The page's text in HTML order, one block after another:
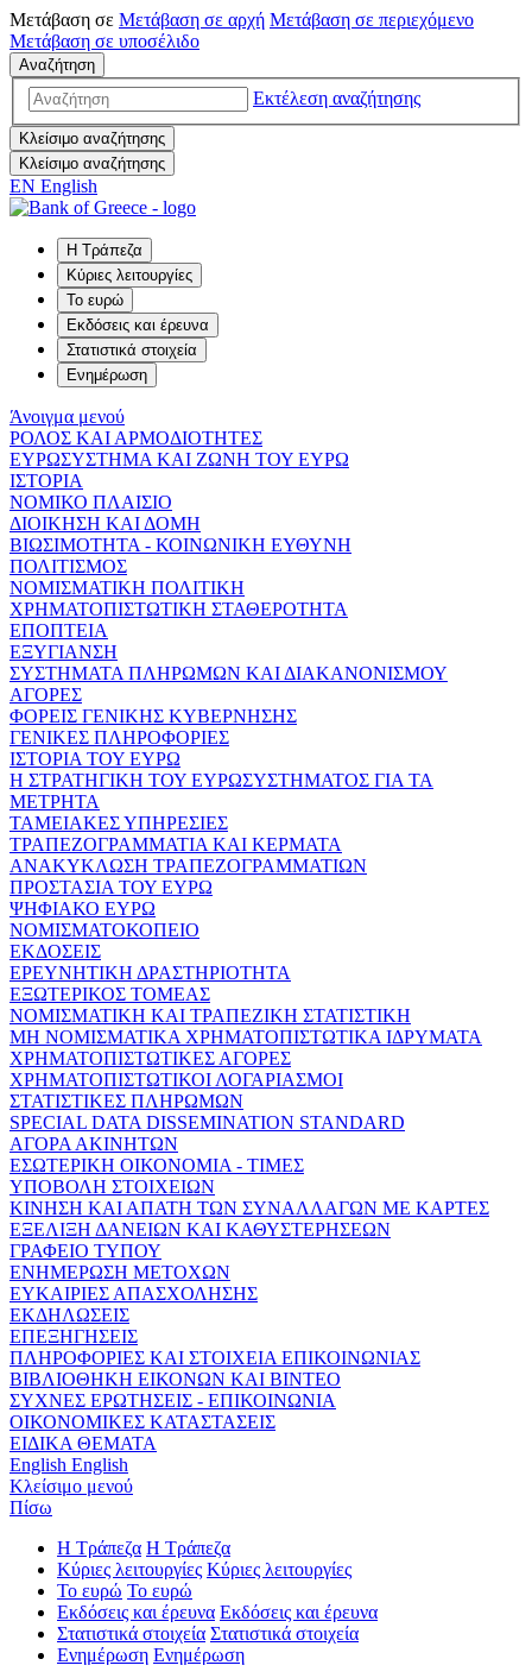
Μετάβαση σε Μετάβαση σε αρχή Μετάβαση σε περιεχόμενο
Μετάβαση σε υποσέλιδο
Αναζήτηση
Εκτέλεση αναζήτησης
Κλείσιμο αναζήτησης
Κλείσιμο αναζήτησης
EN English
Η Τράπεζα
Κύριες λειτουργίες
Το ευρώ
Εκδόσεις και έρευνα
Στατιστικά στοιχεία
Ενημέρωση
Άνοιγμα μενού
ΡΟΛΟΣ ΚΑΙ ΑΡΜΟΔΙΟΤΗΤΕΣ
ΕΥΡΩΣΥΣΤΗΜΑ ΚΑΙ ΖΩΝΗ ΤΟΥ ΕΥΡΩ
ΙΣΤΟΡΙΑ
ΝΟΜΙΚΟ ΠΛΑΙΣΙΟ
ΔΙΟΙΚΗΣΗ ΚΑΙ ΔΟΜΗ
ΒΙΩΣΙΜΟΤΗΤΑ - ΚΟΙΝΩΝΙΚΗ ΕΥΘΥΝΗ
ΠΟΛΙΤΙΣΜΟΣ
ΝΟΜΙΣΜΑΤΙΚΗ ΠΟΛΙΤΙΚΗ
ΧΡΗΜΑΤΟΠΙΣΤΩΤΙΚΗ ΣΤΑΘΕΡΟΤΗΤΑ
ΕΠΟΠΤΕΙΑ
ΕΞΥΓΙΑΝΣΗ
ΣΥΣΤΗΜΑΤΑ ΠΛΗΡΩΜΩΝ ΚΑΙ ΔΙΑΚΑΝΟΝΙΣΜΟΥ
ΑΓΟΡΕΣ
ΦΟΡΕΙΣ ΓΕΝΙΚΗΣ ΚΥΒΕΡΝΗΣΗΣ
ΓΕΝΙΚΕΣ ΠΛΗΡΟΦΟΡΙΕΣ
ΙΣΤΟΡΙΑ ΤΟΥ ΕΥΡΩ
Η ΣΤΡΑΤΗΓΙΚΗ ΤΟΥ ΕΥΡΩΣΥΣΤΗΜΑΤΟΣ ΓΙΑ ΤΑ
ΜΕΤΡΗΤΑ
ΤΑΜΕΙΑΚΕΣ ΥΠΗΡΕΣΙΕΣ
ΤΡΑΠΕΖΟΓΡΑΜΜΑΤΙΑ ΚΑΙ ΚΕΡΜΑΤΑ
ΑΝΑΚΥΚΛΩΣΗ ΤΡΑΠΕΖΟΓΡΑΜΜΑΤΙΩΝ
ΠΡΟΣΤΑΣΙΑ ΤΟΥ ΕΥΡΩ
ΨΗΦΙΑΚΟ ΕΥΡΩ
ΝΟΜΙΣΜΑΤΟΚΟΠΕΙΟ
ΕΚΔΟΣΕΙΣ
ΕΡΕΥΝΗΤΙΚΗ ΔΡΑΣΤΗΡΙΟΤΗΤΑ
ΕΞΩΤΕΡΙΚΟΣ ΤΟΜΕΑΣ
ΝΟΜΙΣΜΑΤΙΚΗ ΚΑΙ ΤΡΑΠΕΖΙΚΗ ΣΤΑΤΙΣΤΙΚΗ
ΜΗ ΝΟΜΙΣΜΑΤΙΚΑ ΧΡΗΜΑΤΟΠΙΣΤΩΤΙΚΑ ΙΔΡΥΜΑΤΑ
ΧΡΗΜΑΤΟΠΙΣΤΩΤΙΚΕΣ ΑΓΟΡΕΣ
ΧΡΗΜΑΤΟΠΙΣΤΩΤΙΚΟΙ ΛΟΓΑΡΙΑΣΜΟΙ
ΣΤΑΤΙΣΤΙΚΕΣ ΠΛΗΡΩΜΩΝ
SPECIAL DATA DISSEMINATION STANDARD
ΑΓΟΡΑ ΑΚΙΝΗΤΩΝ
ΕΣΩΤΕΡΙΚΗ ΟΙΚΟΝΟΜΙΑ - ΤΙΜΕΣ
ΥΠΟΒΟΛΗ ΣΤΟΙΧΕΙΩΝ
ΚΙΝΗΣΗ ΚΑΙ ΑΠΑΤΗ ΤΩΝ ΣΥΝΑΛΛΑΓΩΝ ΜΕ ΚΑΡΤΕΣ
ΕΞΕΛΙΞΗ ΔΑΝΕΙΩΝ ΚΑΙ ΚΑΘΥΣΤΕΡΗΣΕΩΝ
ΓΡΑΦΕΙΟ ΤΥΠΟΥ
ΕΝΗΜΕΡΩΣΗ ΜΕΤΟΧΩΝ
ΕΥΚΑΙΡΙΕΣ ΑΠΑΣΧΟΛΗΣΗΣ
ΕΚΔΗΛΩΣΕΙΣ
ΕΠΕΞΗΓΗΣΕΙΣ
ΠΛΗΡΟΦΟΡΙΕΣ ΚΑΙ ΣΤΟΙΧΕΙΑ ΕΠΙΚΟΙΝΩΝΙΑΣ
ΒΙΒΛΙΟΘΗΚΗ ΕΙΚΟΝΩΝ ΚΑΙ ΒΙΝΤΕΟ
ΣΥΧΝΕΣ ΕΡΩΤΗΣΕΙΣ - ΕΠΙΚΟΙΝΩΝΙΑ
ΟΙΚΟΝΟΜΙΚΕΣ ΚΑΤΑΣΤΑΣΕΙΣ
ΕΙΔΙΚΑ ΘΕΜΑΤΑ
English English
Κλείσιμο μενού
Πίσω
Η Τράπεζα Η Τράπεζα
Κύριες λειτουργίες Κύριες λειτουργίες
Το ευρώ Το ευρώ
Εκδόσεις και έρευνα Εκδόσεις και έρευνα
Στατιστικά στοιχεία Στατιστικά στοιχεία
Ενημέρωση Ενημέρωση